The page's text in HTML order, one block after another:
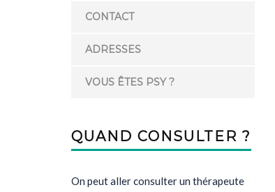
CONTACT
ADRESSES
VOUS ÊTES PSY ?
QUAND CONSULTER ?
On peut aller consulter un thérapeute